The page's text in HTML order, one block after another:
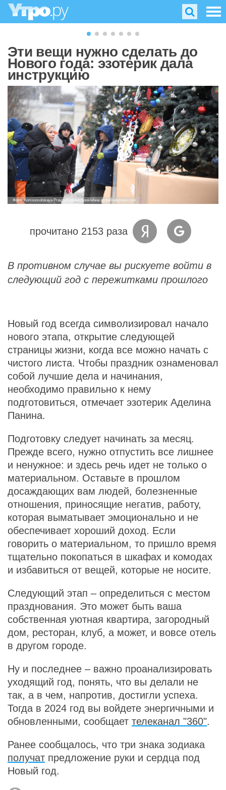
Эти вещи нужно сделать до
Нового года: эзотерик дала
инструкцию
Фото: Komsomolskaya Pravda/Russian Look/www.globallookpress.com
прочитано 2153 раза
В противном случае вы рискуете войти в
следующий год с пережитками прошлого
Новый год всегда символизировал начало
нового этапа, открытие следующей
страницы жизни, когда все можно начать с
чистого листа. Чтобы праздник ознаменовал
собой лучшие дела и начинания,
необходимо правильно к нему
подготовиться, отмечает эзотерик Аделина
Панина.
Подготовку следует начинать за месяц.
Прежде всего, нужно отпустить все лишнее
и ненужное: и здесь речь идет не только о
материальном. Оставьте в прошлом
досаждающих вам людей, болезненные
отношения, приносящие негатив, работу,
которая выматывает эмоционально и не
обеспечивает хороший доход. Если
говорить о материальном, то пришло время
тщательно покопаться в шкафах и комодах
и избавиться от вещей, которые не носите.
Следующий этап – определиться с местом
празднования. Это может быть ваша
собственная уютная квартира, загородный
дом, ресторан, клуб, а может, и вовсе отель
в другом городе.
Ну и последнее – важно проанализировать
уходящий год, понять, что вы делали не
так, а в чем, напротив, достигли успеха.
Тогда в 2024 год вы войдете энергичными и
обновленными, сообщает телеканал "360".
Ранее сообщалось, что три знака зодиака
получат предложение руки и сердца под
Новый год.